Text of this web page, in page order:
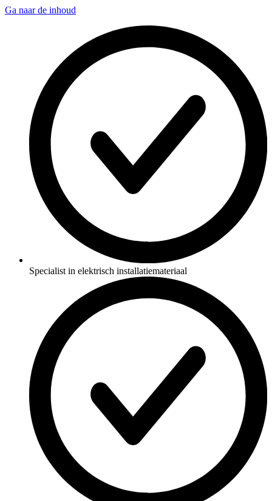
Ga naar de inhoud
Specialist in elektrisch installatiemateriaal